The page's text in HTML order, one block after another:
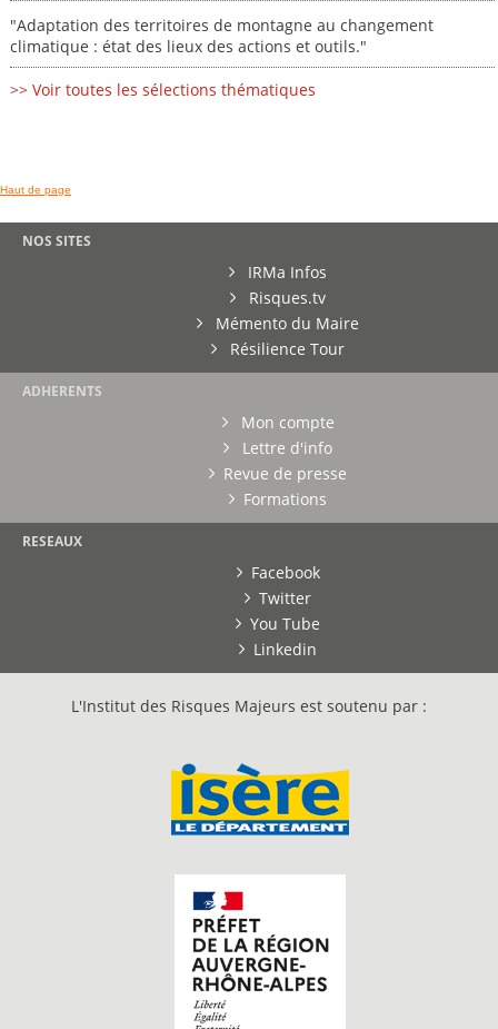
"Adaptation des territoires de montagne au changement
climatique : état des lieux des actions et outils."
>> Voir toutes les sélections thématiques
Haut de page
NOS SITES
IRMa Infos
Risques.tv
Mémento du Maire
Résilience Tour
ADHERENTS
Mon compte
Lettre d'info
Revue de presse
Formations
RESEAUX
Facebook
Twitter
You Tube
Linkedin
L'Institut des Risques Majeurs est soutenu par :